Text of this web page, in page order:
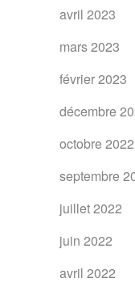
avril 2023
mars 2023
février 2023
décembre
octobre 2022
septembre
juillet 2022
juin 2022
avril 2022